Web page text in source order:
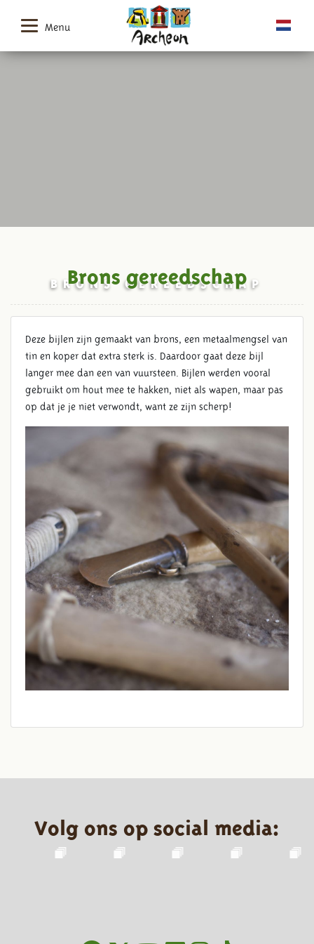
Menu
BRONS GEREEDSCHAP
Brons gereedschap
Deze bijlen zijn gemaakt van brons, een metaalmengsel van
tin en koper dat extra sterk is. Daardoor gaat deze bijl
langer mee dan een van vuursteen. Bijlen werden vooral
gebruikt om hout mee te hakken, niet als wapen, maar pas
op dat je je niet verwondt, want ze zijn scherp!
Volg ons op social media: